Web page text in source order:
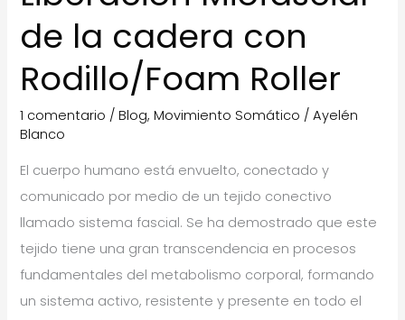
de la cadera con
Rodillo/Foam Roller
1 comentario /Blog,Movimiento Somático /Ayelén
Blanco
El cuerpo humano está envuelto, conectado y
comunicado por medio de un tejido conectivo
llamado sistema fascial. Se ha demostrado que este
tejido tiene una gran transcendencia en procesos
fundamentales del metabolismo corporal, formando
un sistema activo, resistente y presente en todo el